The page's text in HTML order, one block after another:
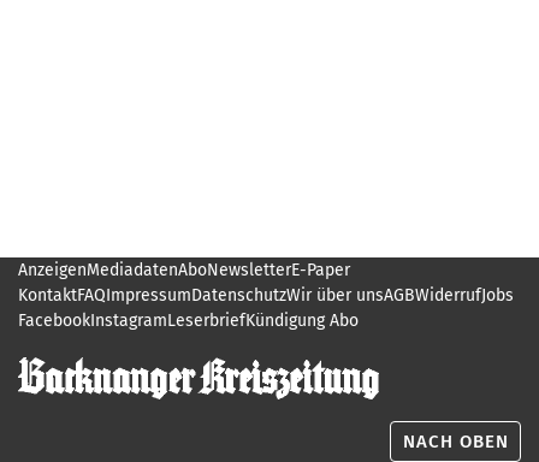
AnzeigenMediadatenAboNewsletterE-Paper
KontaktFAQImpressumDatenschutzWir über unsAGBWiderrufJobs
FacebookInstagramLeserbriefKündigung Abo
NACH OBEN